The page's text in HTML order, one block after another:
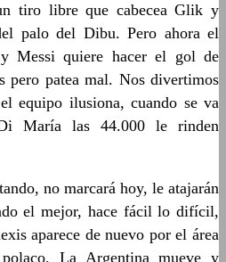
tiro libre que cabecea Glik y
palo del Dibu. Pero ahora el
Messi quiere hacer el gol de
pero patea mal. Nos divertimos
equipo ilusiona, cuando se va
María las 44.000 le rinden
no marcará hoy, le atajarán
el mejor, hace fácil lo difícil,
aparece de nuevo por el área
La Argentina mueve y